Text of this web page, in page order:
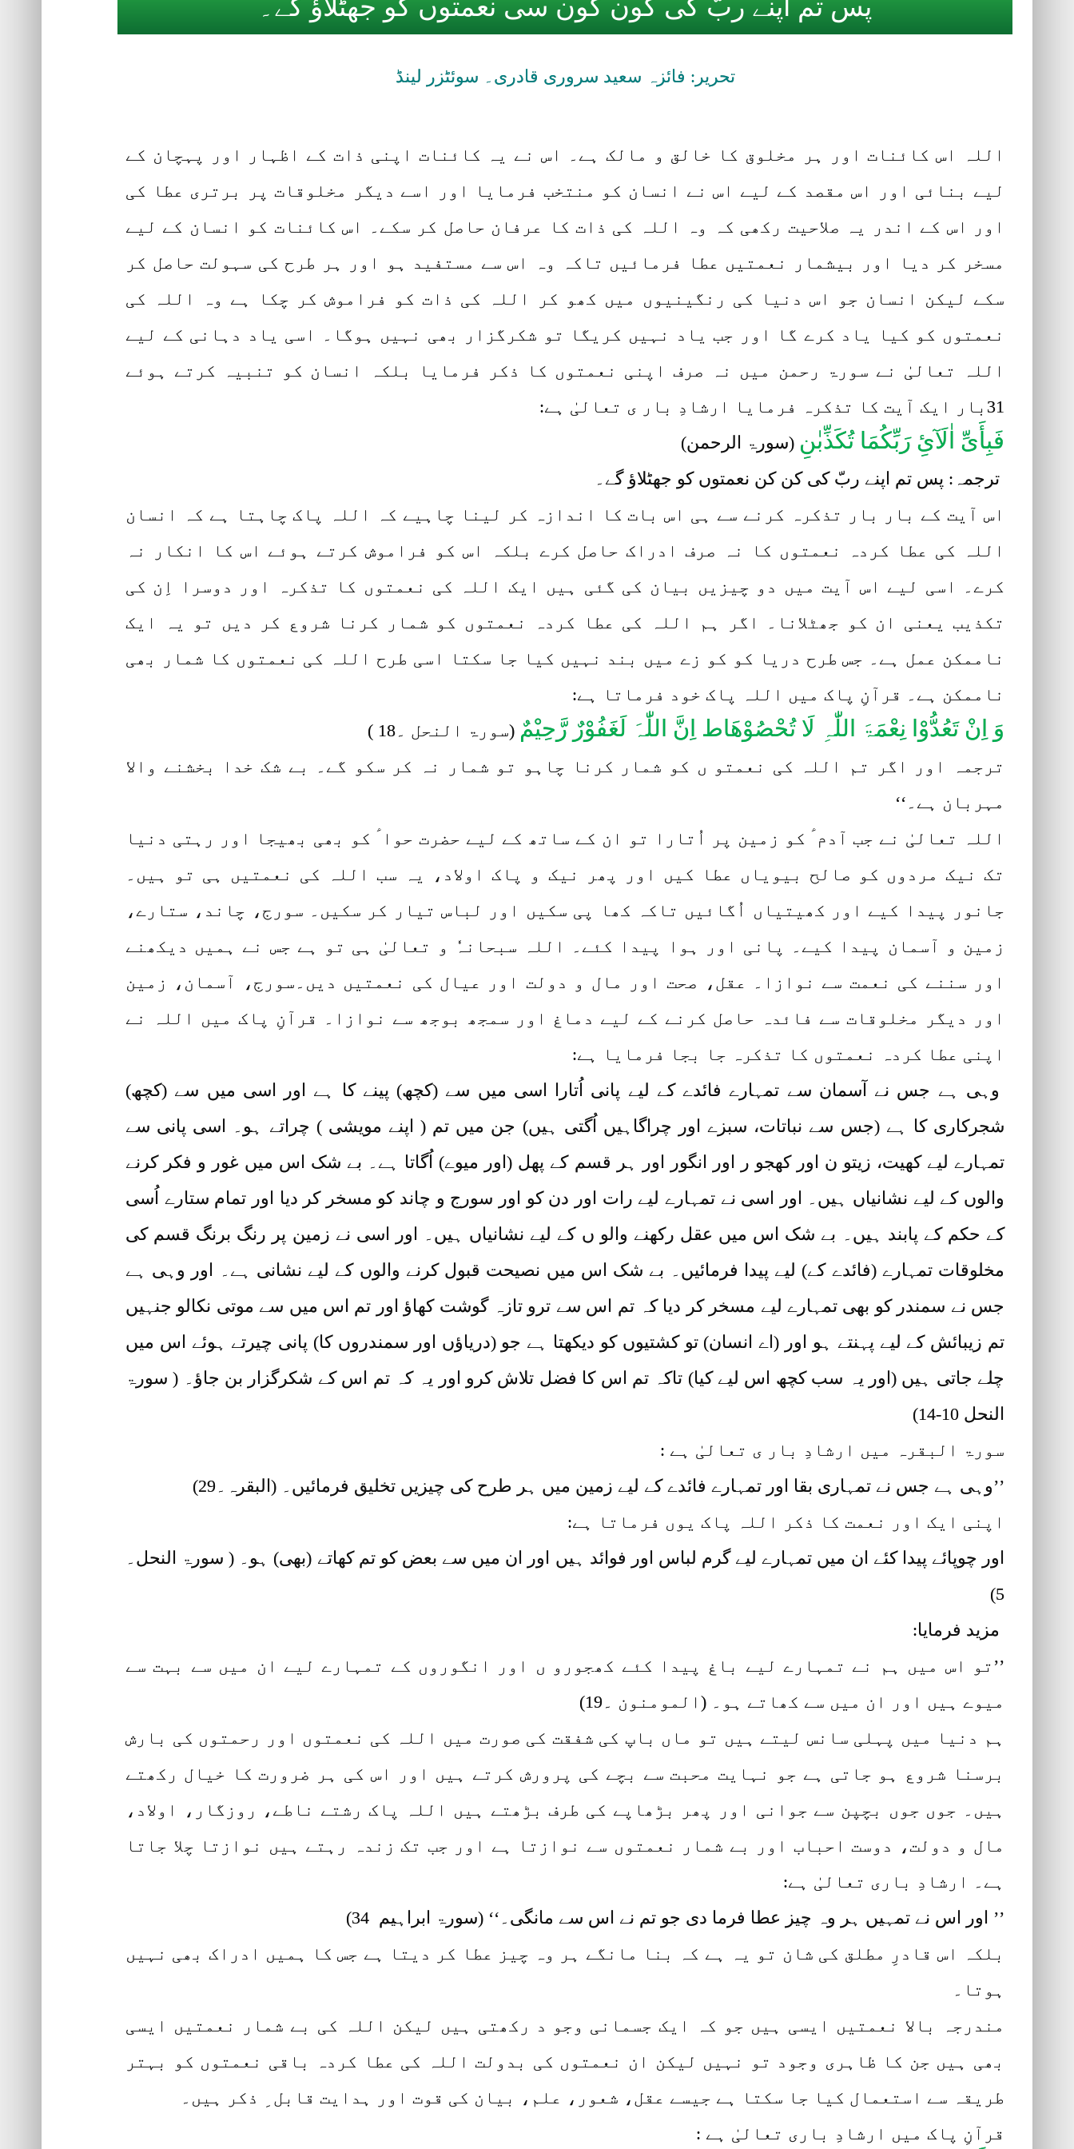
پس تم اپنے ربّ کی کون کون سی نعمتوں کو جھٹلاؤ گے۔
تحریر: فائزہ سعید سروری قادری۔ سوئٹزر لینڈ
اللہ اس کائنات اور ہر مخلوق کا خالق و مالک ہے۔ اس نے یہ کائنات اپنی ذات کے اظہار اور پہچان کے
لیے بنائی اور اس مقصد کے لیے اس نے انسان کو منتخب فرمایا اور اسے دیگر مخلوقات پر برتری عطا کی
اور اس کے اندر یہ صلاحیت رکھی کہ وہ اللہ کی ذات کا عرفان حاصل کر سکے۔ اس کائنات کو انسان کے لیے
مسخر کر دیا اور بیشمار نعمتیں عطا فرمائیں تاکہ وہ اس سے مستفید ہو اور ہر طرح کی سہولت حاصل کر
سکے لیکن انسان جو اس دنیا کی رنگینیوں میں کھو کر اللہ کی ذات کو فراموش کر چکا ہے وہ اللہ کی
نعمتوں کو کیا یاد کرے گا اور جب یاد نہیں کریگا تو شکرگزار بھی نہیں ہوگا۔ اسی یاد دہانی کے لیے
اللہ تعالیٰ نے سورۃ رحمن میں نہ صرف اپنی نعمتوں کا ذکر فرمایا بلکہ انسان کو تنبیہ کرتے ہوئے
31بار ایک آیت کا تذکرہ فرمایا ارشادِ بار ی تعالیٰ ہے:
فَبِأَیِّ اٰلَآئِ رَبِّکُمَا تُکَذِّبٰنِ (سورۃ الرحمن)
ترجمہ: پس تم اپنے ربّ کی کن کن نعمتوں کو جھٹلاؤ گے۔
اس آیت کے بار بار تذکرہ کرنے سے ہی اس بات کا اندازہ کر لینا چاہیے کہ اللہ پاک چاہتا ہے کہ انسان
اللہ کی عطا کردہ نعمتوں کا نہ صرف ادراک حاصل کرے بلکہ اس کو فراموش کرتے ہوئے اس کا انکار نہ
کرے۔ اسی لیے اس آیت میں دو چیزیں بیان کی گئی ہیں ایک اللہ کی نعمتوں کا تذکرہ اور دوسرا اِن کی
تکذیب یعنی ان کو جھٹلانا۔ اگر ہم اللہ کی عطا کردہ نعمتوں کو شمار کرنا شروع کر دیں تو یہ ایک
ناممکن عمل ہے۔ جس طرح دریا کو کو زے میں بند نہیں کیا جا سکتا اسی طرح اللہ کی نعمتوں کا شمار بھی
ناممکن ہے۔ قرآنِ پاک میں اللہ پاک خود فرماتا ہے:
وَ اِنْ تَعُدُّوْا نِعْمَۃَ اللّٰہِ لَا تُحْصُوْھَاط اِنَّ اللّٰہَ لَغَفُوْرٌ رَّحِیْمٌ (سورۃ النحل ۔18 )
ترجمہ اور اگر تم اللہ کی نعمتو ں کو شمار کرنا چاہو تو شمار نہ کر سکو گے۔ بے شک خدا بخشنے والا
مہربان ہے۔‘‘
اللہ تعالیٰ نے جب آدم ؑ کو زمین پر اُتارا تو ان کے ساتھ کے لیے حضرت حوا ؑ کو بھی بھیجا اور رہتی دنیا
تک نیک مردوں کو صالح بیویاں عطا کیں اور پھر نیک و پاک اولاد، یہ سب اللہ کی نعمتیں ہی تو ہیں۔
جانور پیدا کیے اور کھیتیاں اُگائیں تاکہ کھا پی سکیں اور لباس تیار کر سکیں۔ سورج، چاند، ستارے،
زمین و آسمان پیدا کیے۔ پانی اور ہوا پیدا کئے۔ اللہ سبحانہٗ و تعالیٰ ہی تو ہے جس نے ہمیں دیکھنے
اور سننے کی نعمت سے نوازا۔ عقل، صحت اور مال و دولت اور عیال کی نعمتیں دیں۔سورج، آسمان، زمین
اور دیگر مخلوقات سے فائدہ حاصل کرنے کے لیے دماغ اور سمجھ بوجھ سے نوازا۔ قرآنِ پاک میں اللہ نے
اپنی عطا کردہ نعمتوں کا تذکرہ جا بجا فرمایا ہے:
وہی ہے جس نے آسمان سے تمہارے فائدے کے لیے پانی اُتارا اسی میں سے (کچھ) پینے کا ہے اور اسی میں سے (کچھ)
شجرکاری کا ہے (جس سے نباتات، سبزے اور چراگاہیں اُگتی ہیں) جن میں تم ( اپنے مویشی ) چراتے ہو۔ اسی پانی سے
تمہارے لیے کھیت، زیتو ن اور کھجو ر اور انگور اور ہر قسم کے پھل (اور میوے) اُگاتا ہے۔ بے شک اس میں غور و فکر کرنے
والوں کے لیے نشانیاں ہیں۔ اور اسی نے تمہارے لیے رات اور دن کو اور سورج و چاند کو مسخر کر دیا اور تمام ستارے اُسی
کے حکم کے پابند ہیں۔ بے شک اس میں عقل رکھنے والو ں کے لیے نشانیاں ہیں۔ اور اسی نے زمین پر رنگ برنگ قسم کی
مخلوقات تمہارے (فائدے کے) لیے پیدا فرمائیں۔ بے شک اس میں نصیحت قبول کرنے والوں کے لیے نشانی ہے۔ اور وہی ہے
جس نے سمندر کو بھی تمہارے لیے مسخر کر دیا کہ تم اس سے ترو تازہ گوشت کھاؤ اور تم اس میں سے موتی نکالو جنہیں
تم زیبائش کے لیے پہنتے ہو اور (اے انسان) تو کشتیوں کو دیکھتا ہے جو (دریاؤں اور سمندروں کا) پانی چیرتے ہوئے اس میں
چلے جاتی ہیں (اور یہ سب کچھ اس لیے کیا) تاکہ تم اس کا فضل تلاش کرو اور یہ کہ تم اس کے شکرگزار بن جاؤ۔ ( سورۃ
النحل 10-14)
سورۃ البقرہ میں ارشادِ بار ی تعالیٰ ہے :
’’وہی ہے جس نے تمہاری بقا اور تمہارے فائدے کے لیے زمین میں ہر طرح کی چیزیں تخلیق فرمائیں۔ (البقرہ۔29)
اپنی ایک اور نعمت کا ذکر اللہ پاک یوں فرماتا ہے:
اور چوپائے پیدا کئے ان میں تمہارے لیے گرم لباس اور فوائد ہیں اور ان میں سے بعض کو تم کھاتے (بھی) ہو۔ ( سورۃ النحل۔
5)
مزید فرمایا:
’’تو اس میں ہم نے تمہارے لیے باغ پیدا کئے کھجورو ں اور انگوروں کے تمہارے لیے ان میں سے بہت سے
میوے ہیں اور ان میں سے کھاتے ہو۔ (المومنون ۔19)
ہم دنیا میں پہلی سانس لیتے ہیں تو ماں باپ کی شفقت کی صورت میں اللہ کی نعمتوں اور رحمتوں کی بارش
برسنا شروع ہو جاتی ہے جو نہایت محبت سے بچے کی پرورش کرتے ہیں اور اس کی ہر ضرورت کا خیال رکھتے
ہیں۔ جوں جوں بچپن سے جوانی اور پھر بڑھاپے کی طرف بڑھتے ہیں اللہ پاک رشتے ناطے، روزگار، اولاد،
مال و دولت، دوست احباب اور بے شمار نعمتوں سے نوازتا ہے اور جب تک زندہ رہتے ہیں نوازتا چلا جاتا
ہے۔ ارشادِ باری تعالیٰ ہے:
’’ اور اس نے تمہیں ہر وہ چیز عطا فرما دی جو تم نے اس سے مانگی۔‘‘ (سورۃ ابراہیم 34)
بلکہ اس قادرِ مطلق کی شان تو یہ ہے کہ بنا مانگے ہر وہ چیز عطا کر دیتا ہے جس کا ہمیں ادراک بھی نہیں
ہوتا۔
مندرجہ بالا نعمتیں ایسی ہیں جو کہ ایک جسمانی وجو د رکھتی ہیں لیکن اللہ کی بے شمار نعمتیں ایسی
بھی ہیں جن کا ظاہری وجود تو نہیں لیکن ان نعمتوں کی بدولت اللہ کی عطا کردہ باقی نعمتوں کو بہتر
طریقہ سے استعمال کیا جا سکتا ہے جیسے عقل، شعور، علم، بیان کی قوت اور ہدایت قابل ِ ذکر ہیں۔
قرآنِ پاک میں ارشادِ باری تعالیٰ ہے :